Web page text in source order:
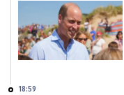
18:59